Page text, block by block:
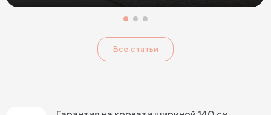
Кровати с мягким изголовьем Кровати светлых цветов
Все статьи